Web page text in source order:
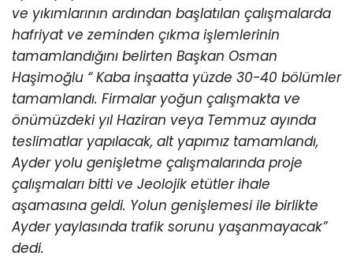
ve yıkımlarının ardından başlatılan çalışmalarda
hafriyat ve zeminden çıkma işlemlerinin
tamamlandığını belirten Başkan Osman
Haşimoğlu “ Kaba inşaatta yüzde 30-40 bölümler
tamamlandı. Firmalar yoğun çalışmakta ve
önümüzdeki yıl Haziran veya Temmuz ayında
teslimatlar yapılacak, alt yapımız tamamlandı,
Ayder yolu genişletme çalışmalarında proje
çalışmaları bitti ve Jeolojik etütler ihale
aşamasına geldi. Yolun genişlemesi ile birlikte
Ayder yaylasında trafik sorunu yaşanmayacak”
dedi.